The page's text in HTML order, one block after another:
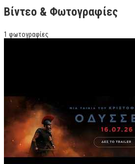
Βίντεο & Φωτογραφίες
1 φωτογραφίες